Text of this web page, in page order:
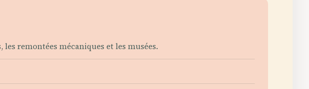
remontées mécaniques et les musées.